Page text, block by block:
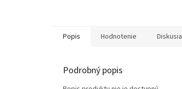
Popis Hodnotenie Diskusia
Podrobný popis